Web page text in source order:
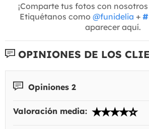
¡Comparte tus fotos con nosotros
Etiquétanos como @funidelia +
aparecer aquí.
OPINIONES DE LOS
Opiniones 2
Valoración media: